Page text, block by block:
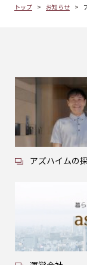
トップ お知らせ
アズハイムの